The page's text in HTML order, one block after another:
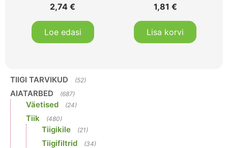
2,74€
Loe edasi
1,81 €
Lisa korvi
TIIGI TARVIKUD (52)
AIATARBED (687)
Väetised (24)
Tiik (480)
Tiigikile (21)
Tiigifiltrid (34)